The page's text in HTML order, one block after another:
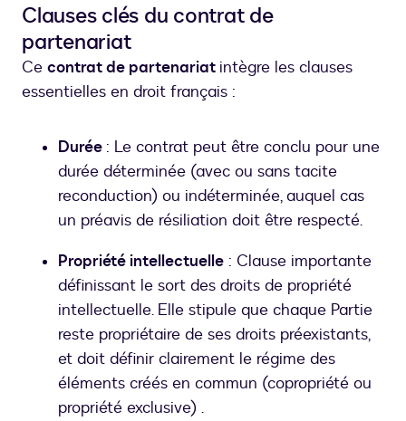
Clauses clés du contrat de
partenariat
Ce contrat de partenariat intègre les clauses
essentielles en droit français :
Durée : Le contrat peut être conclu pour une
durée déterminée (avec ou sans tacite
reconduction) ou indéterminée, auquel cas
un préavis de résiliation doit être respecté.
Propriété intellectuelle : Clause importante
définissant le sort des droits de propriété
intellectuelle. Elle stipule que chaque Partie
reste propriétaire de ses droits préexistants,
et doit définir clairement le régime des
éléments créés en commun (copropriété ou
propriété exclusive) .